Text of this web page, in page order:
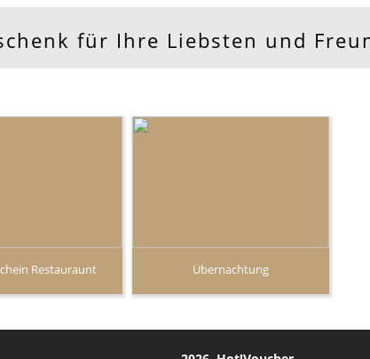
für Ihre Liebsten und
Restauraunt Übernachtung